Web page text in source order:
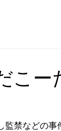
こー
監禁などの